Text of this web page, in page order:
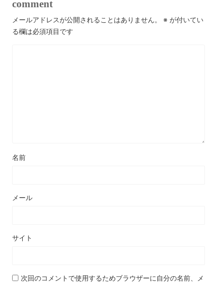
comment
メールアドレスが公開されることはありません。 ※ が付いてい
る欄は必須項目です
名前
メール
サイト
次回のコメントで使用するためブラウザーに自分の名前、メ